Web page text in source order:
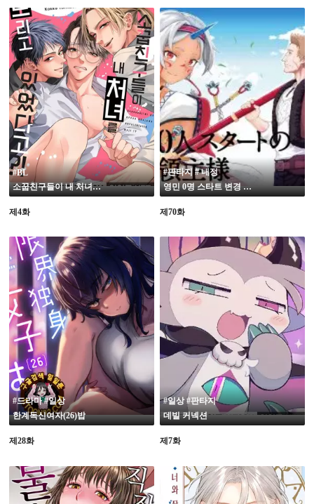
19
#BL
소꿉친구들이 내 처녀를 노리고 있었다고?!
제4화
#판타지 # 내정
영민 0명 스타트 변경 영주님
제70화
#드라마 #일상
한계독신여자(26)밥
제28화
#일상 #판타지
데빌 커넥션
제7화